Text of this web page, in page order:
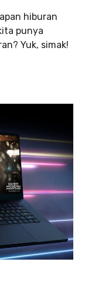
hiburan
punya
Yuk, simak!